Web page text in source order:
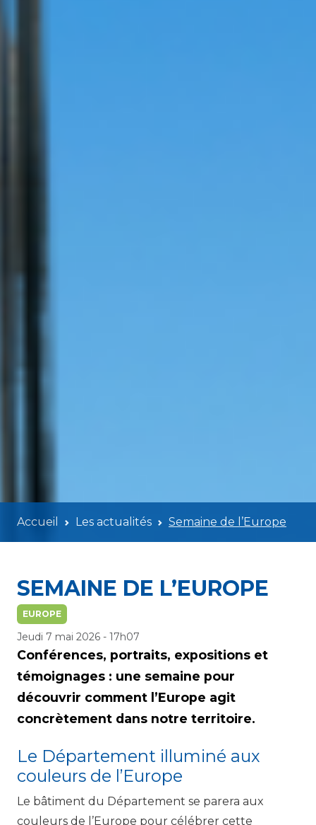
Accueil Les actualités Semaine de l’Europe
SEMAINE DE L’EUROPE
EUROPE
Jeudi 7 mai 2026 - 17h07
Conférences, portraits, expositions et
témoignages : une semaine pour
découvrir comment l’Europe agit
concrètement dans notre territoire.
Le Département illuminé aux
couleurs de l’Europe
Le bâtiment du Département se parera aux
couleurs de l’Europe pour célébrer cette